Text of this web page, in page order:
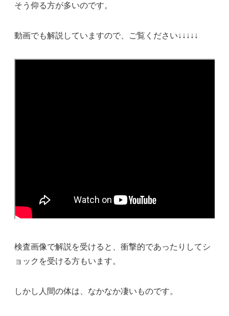
そう仰る方が多いのです。
動画でも解説していますので、ご覧ください↓↓↓↓↓
検査画像で解説を受けると、衝撃的であったりしてシ
ョックを受ける方もいます。
しかし人間の体は、なかなか凄いものです。